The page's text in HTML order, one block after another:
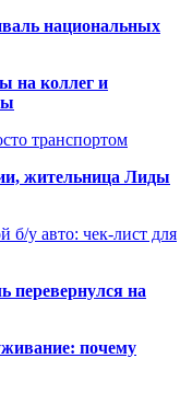
национальных
на коллег и
транспортом
жительница Лиды
б/у авто: чек-лист для
перевернулся на
почему